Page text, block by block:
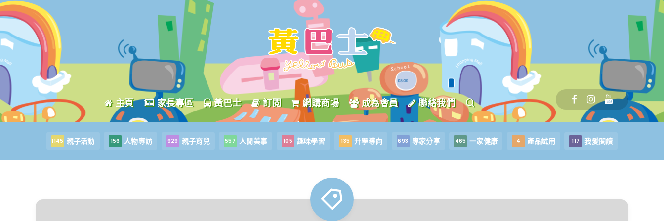
主頁 家長專區 黃巴士 訂閱 網購商場 成為會員 聯絡我們
1145 親子活動 156 人物專訪 929 親子育兒 557 人間美事 105 趣味學習 135 升學導向 693 專家分享 465 一家健康 4 產品試用 117 我愛閱讀